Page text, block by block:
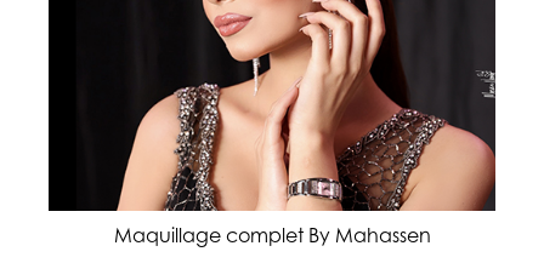
Maquillage complet By Mahassen